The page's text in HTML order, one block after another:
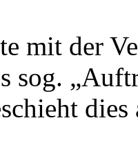
mit der
sog.